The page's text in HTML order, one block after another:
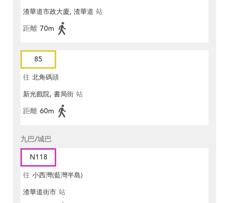
渣華道市政大廈, 渣華道 站
距離 70m
85
往 北角碼頭
新光戲院, 書局街 站
距離 60m
九巴/城巴
N118
往 小西灣(藍灣半島)
渣華道街市 站